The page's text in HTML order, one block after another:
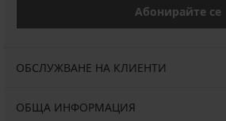
Абонирайте се
ОБСЛУЖВАНЕ НА КЛИЕНТИ
ОБЩА ИНФОРМАЦИЯ